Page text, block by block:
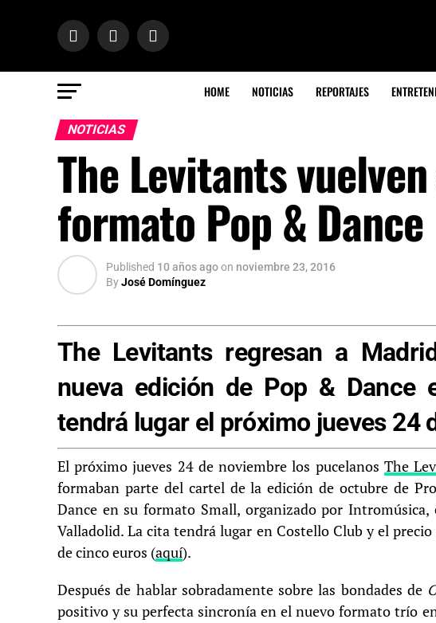
HOME NOTICIAS REPORTAJES
NOTICIAS
The Levitants
formato Pop & Dance
Published 10 años agoon noviembre 23, 2016
ByJosé Domínguez
The Levitants regresan a
nueva edición de Pop & Dance
tendrá lugar el próximo jueves 24
El próximo jueves 24 de noviembre los pucelanos The
formaban parte del cartel de la edición de octubre de
Dance en su formato Small, organizado por
Valladolid. La cita tendrá lugar en Costello Club y el
de cinco euros (aquí).
Después de hablar sobradamente sobre las bondades de
positivo y su perfecta sincronía en el nuevo formato trío